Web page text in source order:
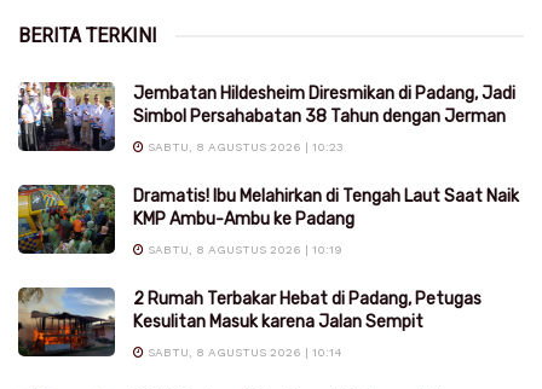
BERITA TERKINI
Jembatan Hildesheim Diresmikan di Padang, Jadi
Simbol Persahabatan 38 Tahun dengan Jerman
SABTU, 8 AGUSTUS 2026 | 10:23
Dramatis! Ibu Melahirkan di Tengah Laut Saat Naik
KMP Ambu-Ambu ke Padang
SABTU, 8 AGUSTUS 2026 | 10:19
2 Rumah Terbakar Hebat di Padang, Petugas
Kesulitan Masuk karena Jalan Sempit
SABTU, 8 AGUSTUS 2026 | 10:14